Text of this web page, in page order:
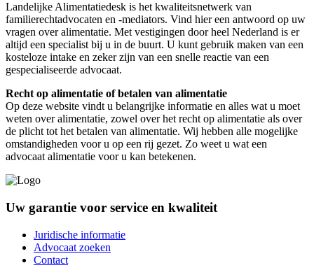
Landelijke Alimentatiedesk is het kwaliteitsnetwerk van
familierechtadvocaten en -mediators. Vind hier een antwoord op uw
vragen over alimentatie. Met vestigingen door heel Nederland is er
altijd een specialist bij u in de buurt. U kunt gebruik maken van een
kosteloze intake en zeker zijn van een snelle reactie van een
gespecialiseerde advocaat.
Recht op alimentatie of betalen van alimentatie
Op deze website vindt u belangrijke informatie en alles wat u moet
weten over alimentatie, zowel over het recht op alimentatie als over
de plicht tot het betalen van alimentatie. Wij hebben alle mogelijke
omstandigheden voor u op een rij gezet. Zo weet u wat een
advocaat alimentatie voor u kan betekenen.
Uw garantie voor service en kwaliteit
Juridische informatie
Advocaat zoeken
Contact